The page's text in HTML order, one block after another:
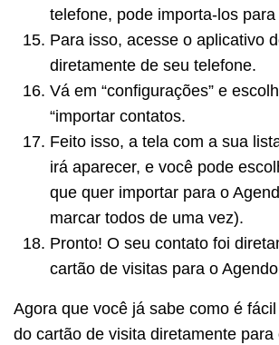
telefone, pode importa-los para
Para isso, acesse o aplicativo
diretamente de seu telefone.
Vá em “configurações” e
“importar contatos.
Feito isso, a tela com a sua
irá aparecer, e você pode
que quer importar para o
marcar todos de uma vez).
Pronto! O seu contato foi
cartão de visitas para o
Agora que você já sabe como é
do cartão de visita diretamente para